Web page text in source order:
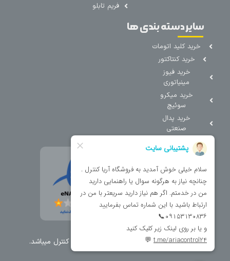
فریم تابلو
سایر دسته بندی ها
خرید کلید اتومات
خرید کنتاکتور
خرید فیوز
مینیاتوری
خرید میکرو
سوئیچ
خرید پدال
صنعتی
تمامی حقوق مطالب و سایت نزد شرکت اریا کنترل میباشد.